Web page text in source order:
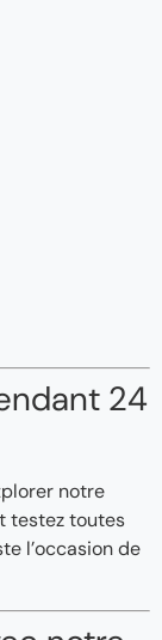
24
notre
testez toutes
l’occasion de